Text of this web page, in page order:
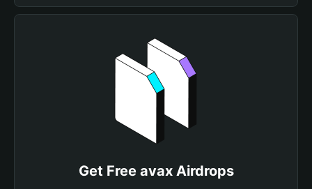
Get Free avax Airdrops